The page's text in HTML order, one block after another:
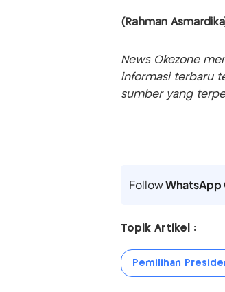
(Rahman
News Okezone
informasi terbaru
sumber yang
FollowWhatsApp
Topik Artikel :
Pemilihan